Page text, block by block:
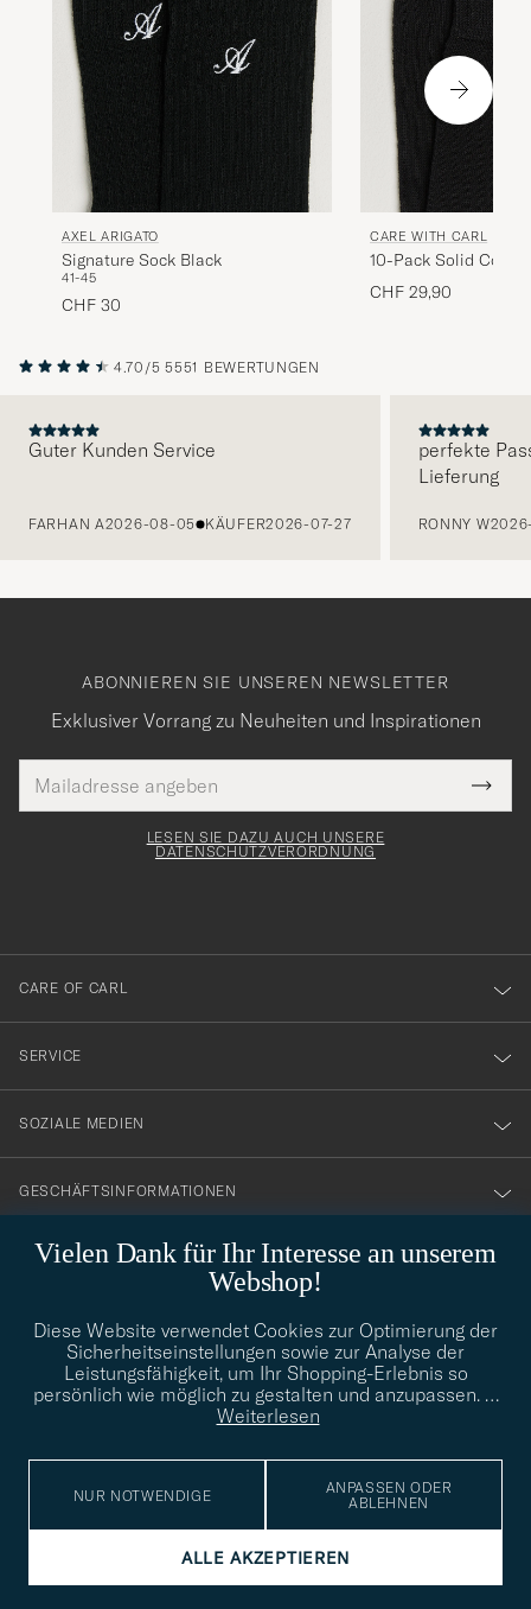
AXEL ARIGATO
Signature Sock Black
41-45
CHF 30
CARE WITH CARL
10-Pack Solid
BLACK
CHF 29,90
4.70/5 5551 BEWERTUNGEN
Guter Kunden Service
FARHAN A2026-08-05 KÄUFER2026-07-27
perfekte
Lieferung
RONNY W
Vielen Dank für Ihr Interesse an unserem
Webshop!
Diese Website verwendet Cookies zur Optimierung der
Sicherheitseinstellungen sowie zur Analyse der
Leistungsfähigkeit, um Ihr Shopping-Erlebnis so
persönlich wie möglich zu gestalten und anzupassen. …
Weiterlesen
NUR NOTWENDIGE
ANPASSEN ODER
ABLEHNEN
ALLE AKZEPTIEREN
ABONNIEREN SIE UNSEREN NEWSLETTER
Exklusiver Vorrang zu Neuheiten und Inspirationen
Mail
Adresse
Tack
för
dig
till
vårt
nyhetsbrev!
LESEN SIE DAZU AUCH UNSERE
DATENSCHUTZVERORDNUNG
CARE OF CARL
SERVICE
SOZIALE MEDIEN
GESCHÄFTSINFORMATIONEN
info@careofcarl.de
Benötigen Sie Hilfe bei der Suche nach Ihrem persönlichen Stil?
Wenden Sie sich an uns, wir helfen Ihnen gerne weiter!
STILBERATUNG